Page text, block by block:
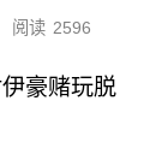
阅读 2596
豪赌玩脱